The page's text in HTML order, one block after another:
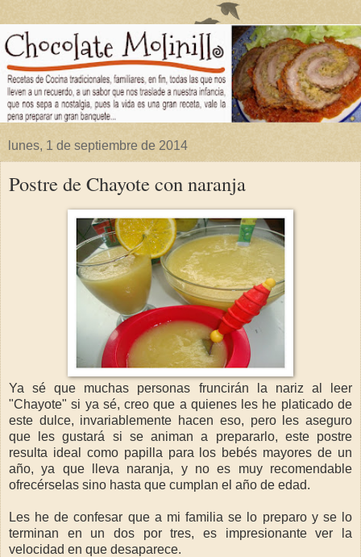
lunes, 1 de septiembre de 2014
Postre de Chayote con naranja
Ya sé que muchas personas fruncirán la nariz al leer
"Chayote" si ya sé, creo que a quienes les he platicado de
este dulce, invariablemente hacen eso, pero les aseguro
que les gustará si se animan a prepararlo, este postre
resulta ideal como papilla para los bebés mayores de un
año, ya que lleva naranja, y no es muy recomendable
ofrecérselas sino hasta que cumplan el año de edad.
Les he de confesar que a mi familia se lo preparo y se lo
terminan en un dos por tres, es impresionante ver la
velocidad en que desaparece.